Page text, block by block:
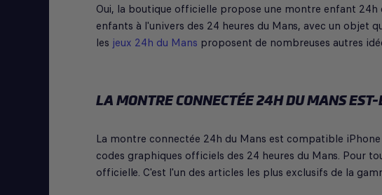
Oui, la boutique officielle propose une montre enfant 24h
enfants à l'univers des 24 heures du Mans, avec un objet
les jeux 24h du Mans proposent de nombreuses autres
LA MONTRE CONNECTÉE 24H DU MANS
La montre connectée 24h du Mans est compatible
codes graphiques officiels des 24 heures du Mans. Pour
officielle. C'est l'un des articles les plus exclusifs de la